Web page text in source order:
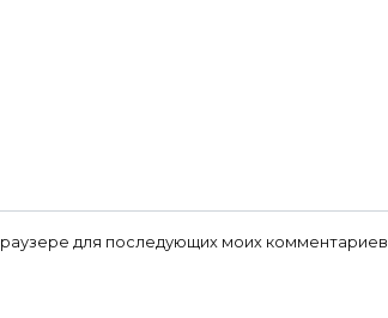
для последующих моих комментариев.